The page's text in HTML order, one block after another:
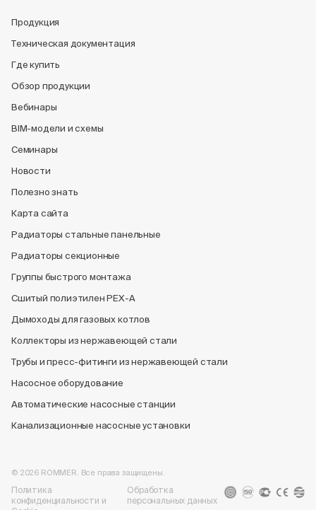
Продукция
Техническая документация
Где купить
Обзор продукции
Вебинары
BIM-модели и схемы
Семинары
Новости
Полезно знать
Карта сайта
Радиаторы стальные панельные
Радиаторы секционные
Группы быстрого монтажа
Сшитый полиэтилен PEX-A
Дымоходы для газовых котлов
Коллекторы из нержавеющей стали
Трубы и пресс-фитинги из нержавеющей стали
Насосное оборудование
Автоматические насосные станции
Канализационные насосные установки
© 2026 ROMMER. Все права защищены.
Политика
конфиденциальности и
Обработка
персональных данных